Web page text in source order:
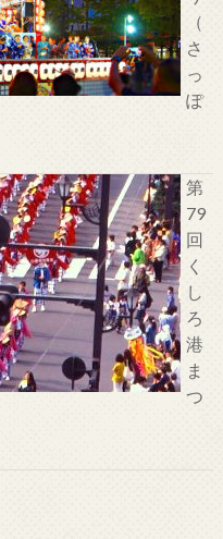
（
さ
っ
ぽ
第
79
回
く
し
ろ
港
ま
つ